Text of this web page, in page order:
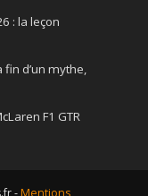
: la leçon
fin d’un mythe,
F1 GTR
-Mentions